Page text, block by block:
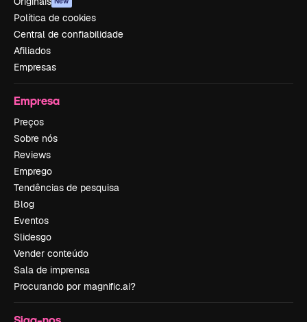
Política de cookies
Central de confiabilidade
Afiliados
Empresas
Empresa
Preços
Sobre nós
Reviews
Emprego
Tendências de pesquisa
Blog
Eventos
Slidesgo
Vender conteúdo
Sala de imprensa
Procurando por magnific.ai?